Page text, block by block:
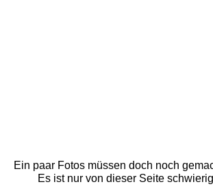
Ein paar Fotos müssen doch noch
Es ist nur von dieser Seite